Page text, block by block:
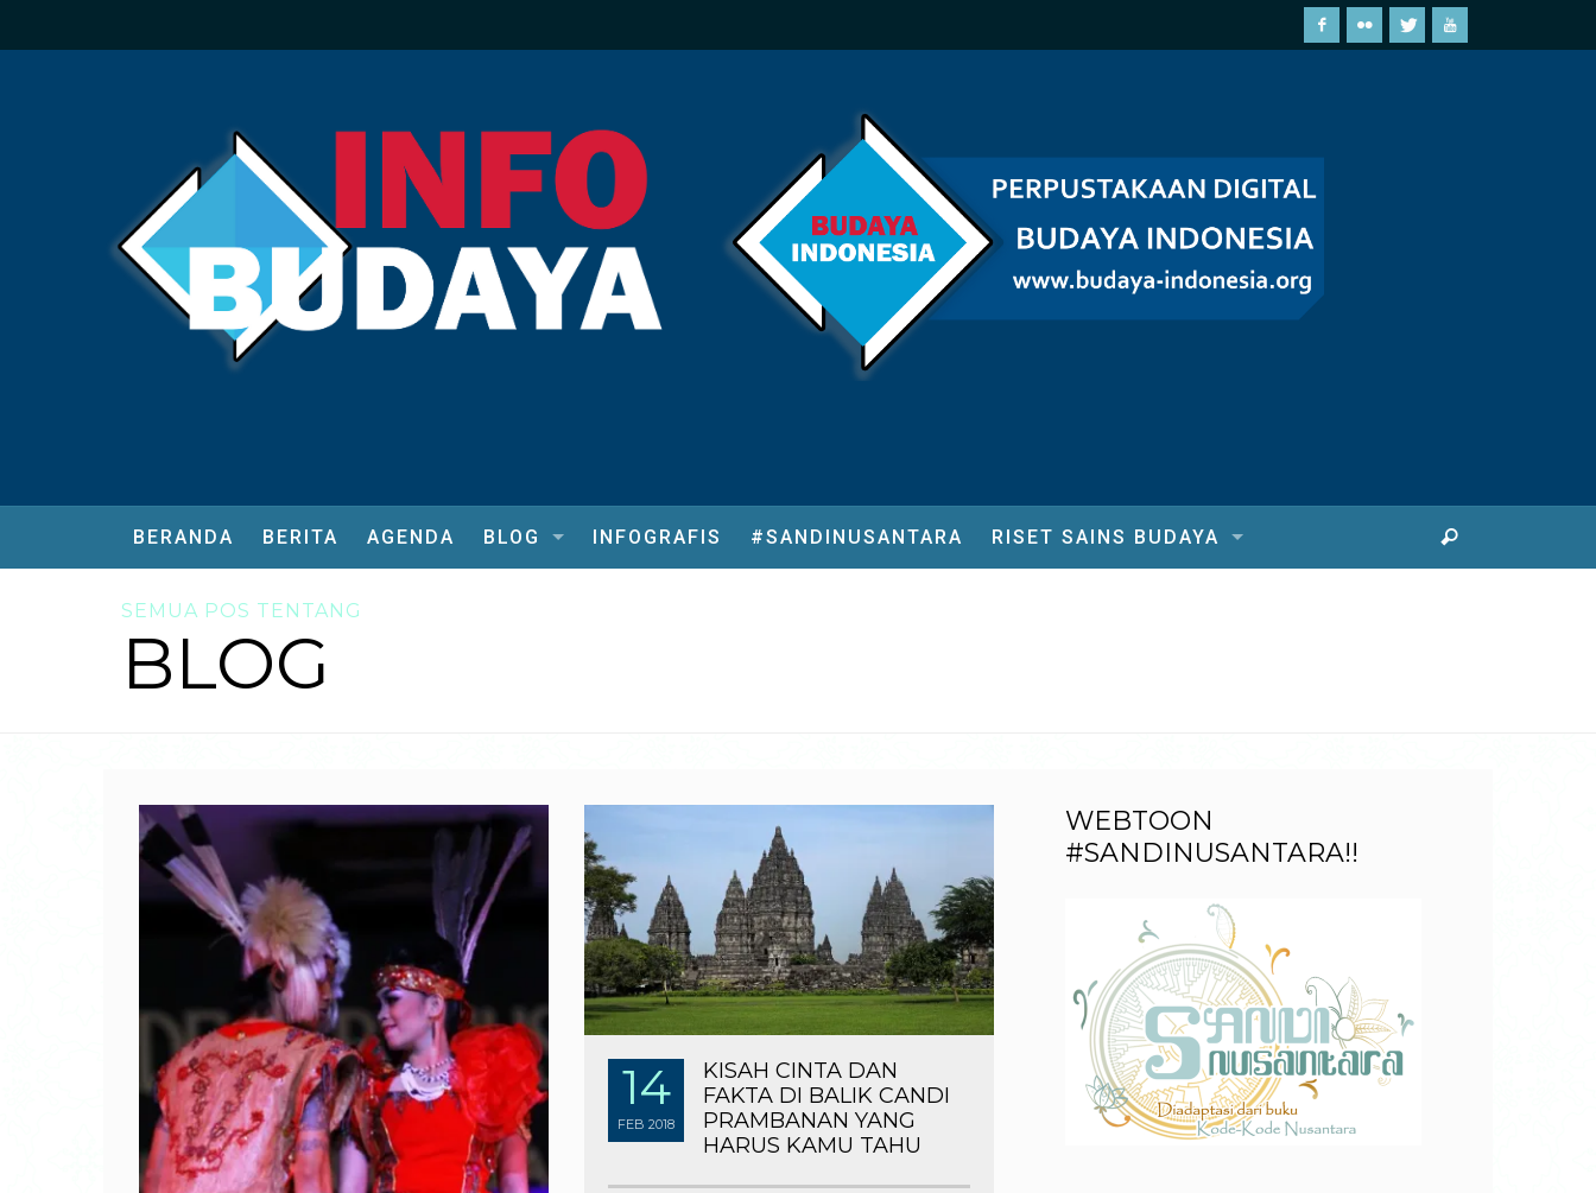
BERANDA BERITA AGENDA BLOG INFOGRAFIS #SANDINUSANTARA RISET SAINS BUDAYA
SEMUA POS TENTANG
BLOG
14
FEB 2018
KISAH CINTA DAN
FAKTA DI BALIK CANDI
PRAMBANAN YANG
HARUS KAMU TAHU
WEBTOON
#SANDINUSANTARA!!